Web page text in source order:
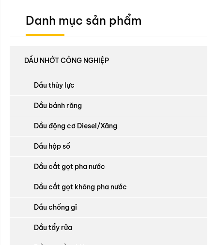
Danh mục sản phẩm
DẦU NHỚT CÔNG NGHIỆP
Dầu thủy lực
Dầu bánh răng
Dầu động cơ Diesel/Xăng
Dầu hộp số
Dầu cắt gọt pha nước
Dầu cắt gọt không pha nước
Dầu chống gỉ
Dầu tẩy rửa